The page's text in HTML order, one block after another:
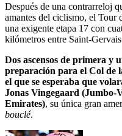
Después de una contrarreloj
amantes del ciclismo, el Tour
una exigente etapa 17 con
kilómetros entre Saint-
Dos ascensos de primera y
preparación para el Col de
el que se esperaba que
Jonas Vingegaard (Jumbo-
Emirates), su única gran
bouclé.